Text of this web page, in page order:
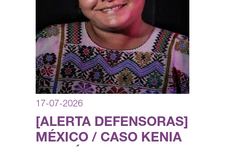
17-07-2026
[ALERTA DEFENSORAS]
MÉXICO / CASO KENIA